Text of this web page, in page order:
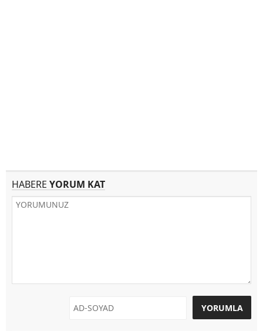
HABERE YORUM KAT